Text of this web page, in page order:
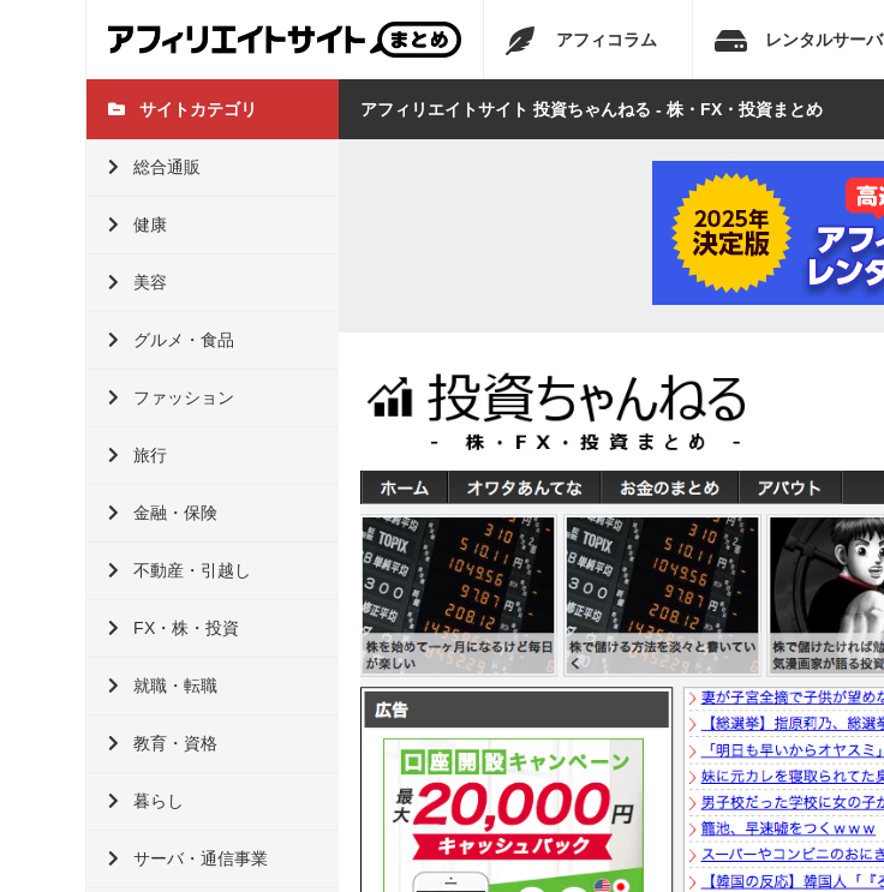
アフィコラム レンタルサーバ
サイトカテゴリ
総合通販
健康
美容
グルメ・食品
ファッション
旅行
金融・保険
不動産・引越し
FX・株・投資
就職・転職
教育・資格
暮らし
サーバ・通信事業
アフィリエイトサイト 投資ちゃんねる - 株・FX・投資まとめ